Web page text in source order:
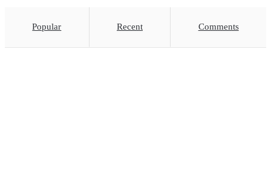
Popular Recent Comments